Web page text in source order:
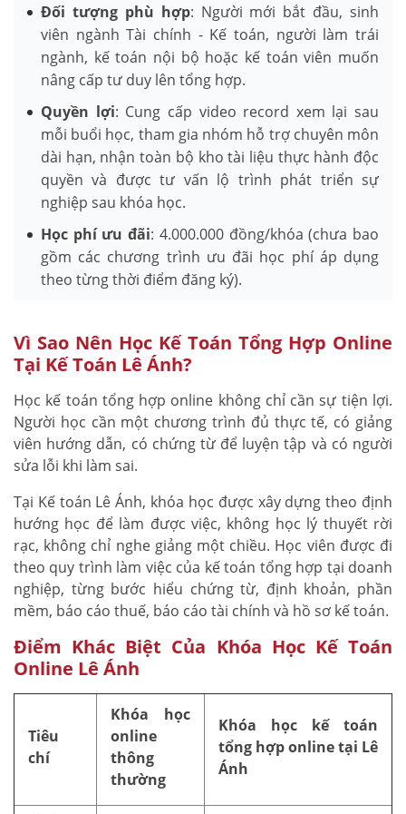
Đối tượng phù hợp: Người mới bắt đầu, sinh
viên ngành Tài chính - Kế toán, người làm trái
ngành, kế toán nội bộ hoặc kế toán viên muốn
nâng cấp tư duy lên tổng hợp.
Quyền lợi: Cung cấp video record xem lại sau
mỗi buổi học, tham gia nhóm hỗ trợ chuyên môn
dài hạn, nhận toàn bộ kho tài liệu thực hành độc
quyền và được tư vấn lộ trình phát triển sự
nghiệp sau khóa học.
Học phí ưu đãi: 4.000.000 đồng/khóa (chưa bao
gồm các chương trình ưu đãi học phí áp dụng
theo từng thời điểm đăng ký).
Vì Sao Nên Học Kế Toán Tổng Hợp Online
Tại Kế Toán Lê Ánh?
Học kế toán tổng hợp online không chỉ cần sự tiện lợi.
Người học cần một chương trình đủ thực tế, có giảng
viên hướng dẫn, có chứng từ để luyện tập và có người
sửa lỗi khi làm sai.
Tại Kế toán Lê Ánh, khóa học được xây dựng theo định
hướng học để làm được việc, không học lý thuyết rời
rạc, không chỉ nghe giảng một chiều. Học viên được đi
theo quy trình làm việc của kế toán tổng hợp tại doanh
nghiệp, từng bước hiểu chứng từ, định khoản, phần
mềm, báo cáo thuế, báo cáo tài chính và hồ sơ kế toán.
Điểm Khác Biệt Của Khóa Học Kế Toán
Online Lê Ánh
Tiêu
chí
Khóa học
online
thông
thường
Khóa học kế toán
tổng hợp online tại Lê
Ánh